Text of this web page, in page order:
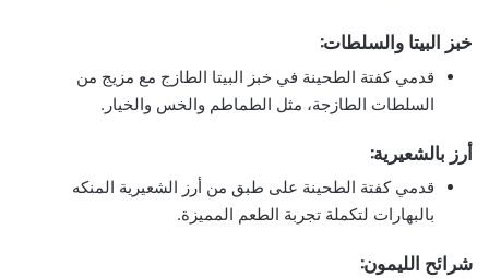
خبز البيتا والسلطات:
قدمي كفتة الطحينة في خبز البيتا الطازج مع مزيج من
السلطات الطازجة، مثل الطماطم والخس والخيار.
أرز بالشعيرية:
قدمي كفتة الطحينة على طبق من أرز الشعيرية المنكه
بالبهارات لتكملة تجربة الطعم المميزة.
شرائح الليمون: